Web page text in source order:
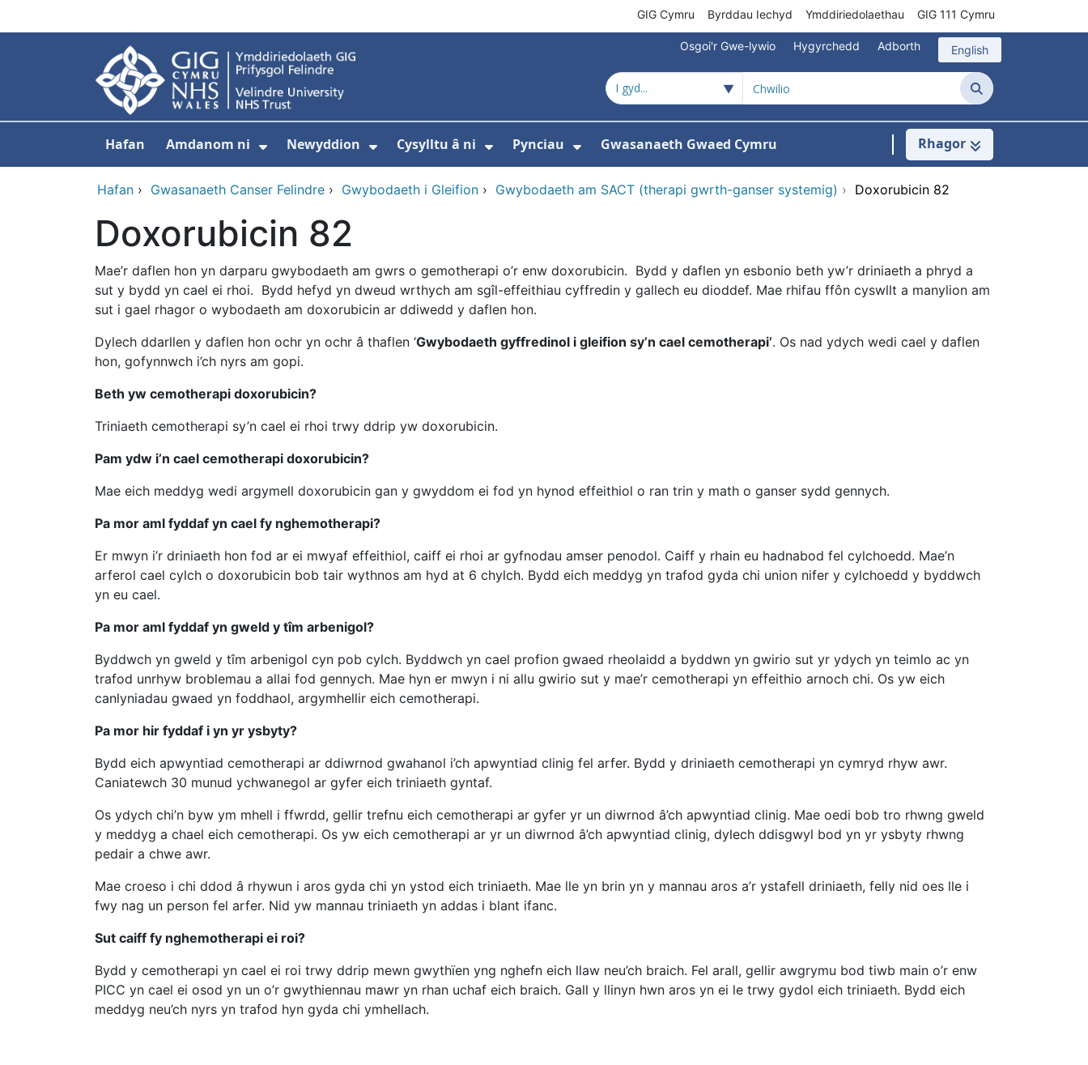
GIG Cymru Byrddau Iechyd Ymddiriedolaethau GIG 111 Cymru
Osgoi'r Gwe-lywio Hygyrchedd Adborth English
Chwilio
Hafan Amdanom ni Newyddion Cysylltu â ni Pynciau Gwasanaeth Gwaed Cymru Rhagor
Hafan › Gwasanaeth Canser Felindre › Gwybodaeth i Gleifion › Gwybodaeth am SACT (therapi gwrth-ganser systemig) › Doxorubicin 82
Doxorubicin 82
Mae’r daflen hon yn darparu gwybodaeth am gwrs o gemotherapi o’r enw doxorubicin. Bydd y daflen yn esbonio beth yw’r driniaeth a phryd a
sut y bydd yn cael ei rhoi. Bydd hefyd yn dweud wrthych am sgîl-effeithiau cyffredin y gallech eu dioddef. Mae rhifau ffôn cyswllt a manylion am
sut i gael rhagor o wybodaeth am doxorubicin ar ddiwedd y daflen hon.
Dylech ddarllen y daflen hon ochr yn ochr â thaflen ‘Gwybodaeth gyffredinol i gleifion sy’n cael cemotherapi’. Os nad ydych wedi cael y daflen
hon, gofynnwch i’ch nyrs am gopi.
Beth yw cemotherapi doxorubicin?
Triniaeth cemotherapi sy’n cael ei rhoi trwy ddrip yw doxorubicin.
Pam ydw i’n cael cemotherapi doxorubicin?
Mae eich meddyg wedi argymell doxorubicin gan y gwyddom ei fod yn hynod effeithiol o ran trin y math o ganser sydd gennych.
Pa mor aml fyddaf yn cael fy nghemotherapi?
Er mwyn i’r driniaeth hon fod ar ei mwyaf effeithiol, caiff ei rhoi ar gyfnodau amser penodol. Caiff y rhain eu hadnabod fel cylchoedd. Mae’n
arferol cael cylch o doxorubicin bob tair wythnos am hyd at 6 chylch. Bydd eich meddyg yn trafod gyda chi union nifer y cylchoedd y byddwch
yn eu cael.
Pa mor aml fyddaf yn gweld y tîm arbenigol?
Byddwch yn gweld y tîm arbenigol cyn pob cylch. Byddwch yn cael profion gwaed rheolaidd a byddwn yn gwirio sut yr ydych yn teimlo ac yn
trafod unrhyw broblemau a allai fod gennych. Mae hyn er mwyn i ni allu gwirio sut y mae’r cemotherapi yn effeithio arnoch chi. Os yw eich
canlyniadau gwaed yn foddhaol, argymhellir eich cemotherapi.
Pa mor hir fyddaf i yn yr ysbyty?
Bydd eich apwyntiad cemotherapi ar ddiwrnod gwahanol i’ch apwyntiad clinig fel arfer. Bydd y driniaeth cemotherapi yn cymryd rhyw awr.
Caniatewch 30 munud ychwanegol ar gyfer eich triniaeth gyntaf.
Os ydych chi’n byw ym mhell i ffwrdd, gellir trefnu eich cemotherapi ar gyfer yr un diwrnod â’ch apwyntiad clinig. Mae oedi bob tro rhwng gweld
y meddyg a chael eich cemotherapi. Os yw eich cemotherapi ar yr un diwrnod â’ch apwyntiad clinig, dylech ddisgwyl bod yn yr ysbyty rhwng
pedair a chwe awr.
Mae croeso i chi ddod â rhywun i aros gyda chi yn ystod eich triniaeth. Mae lle yn brin yn y mannau aros a’r ystafell driniaeth, felly nid oes lle i
fwy nag un person fel arfer. Nid yw mannau triniaeth yn addas i blant ifanc.
Sut caiff fy nghemotherapi ei roi?
Bydd y cemotherapi yn cael ei roi trwy ddrip mewn gwythïen yng nghefn eich llaw neu’ch braich. Fel arall, gellir awgrymu bod tiwb main o’r enw
PICC yn cael ei osod yn un o’r gwythiennau mawr yn rhan uchaf eich braich. Gall y llinyn hwn aros yn ei le trwy gydol eich triniaeth. Bydd eich
meddyg neu’ch nyrs yn trafod hyn gyda chi ymhellach.